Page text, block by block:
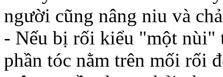
người cũng nâng niu và
- Nếu bị rối kiểu "một nùi"
phần tóc nằm trên mối rối